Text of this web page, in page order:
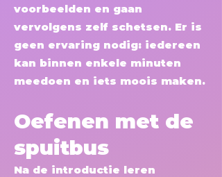
voorbeelden en gaan
vervolgens zelf schetsen. Er is
geen ervaring nodig: iedereen
kan binnen enkele minuten
meedoen en iets moois maken.
Oefenen met de
spuitbus
Na de introductie leren